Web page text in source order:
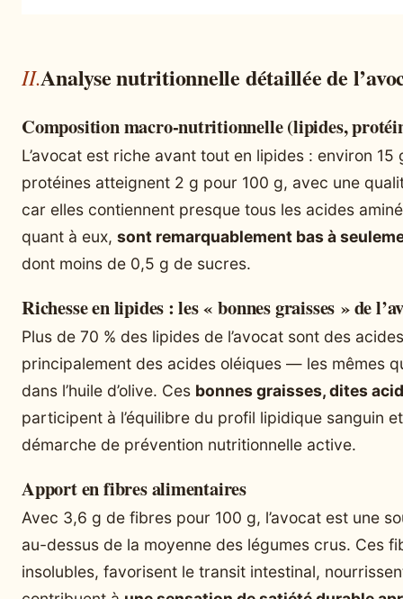
Analyse nutritionnelle détaillée de
Composition macro-nutritionnelle (lipides,
L’avocat est riche avant tout en lipides : environ
protéines atteignent 2 g pour 100 g, avec une
car elles contiennent presque tous les acides
quant à eux, sont remarquablement bas à
dont moins de 0,5 g de sucres.
Richesse en lipides : les « bonnes graisses » de
Plus de 70 % des lipides de l’avocat sont des
principalement des acides oléiques — les mêmes
dans l’huile d’olive. Ces bonnes graisses, dites
participent à l’équilibre du profil lipidique sanguin
démarche de prévention nutritionnelle active.
Apport en fibres alimentaires
Avec 3,6 g de fibres pour 100 g, l’avocat est une
au-dessus de la moyenne des légumes crus. Ces
insolubles, favorisent le transit intestinal,